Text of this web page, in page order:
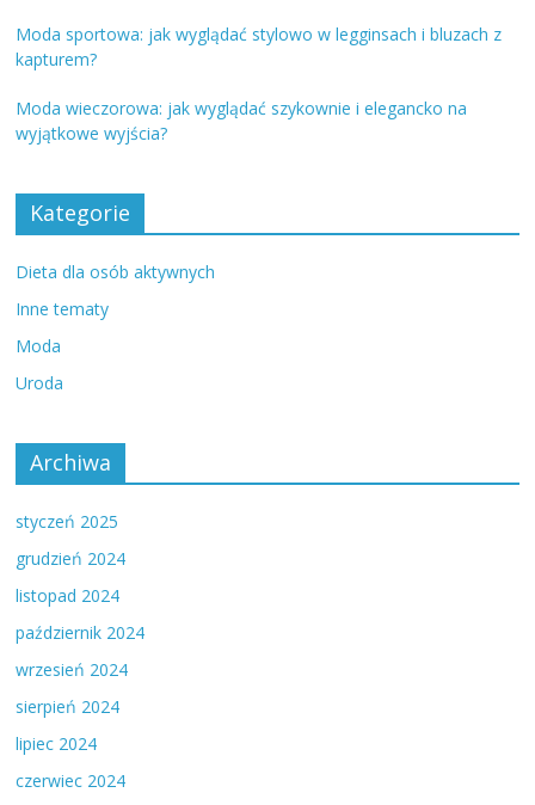
Moda sportowa: jak wyglądać stylowo w legginsach i bluzach z
kapturem?
Moda wieczorowa: jak wyglądać szykownie i elegancko na
wyjątkowe wyjścia?
Kategorie
Dieta dla osób aktywnych
Inne tematy
Moda
Uroda
Archiwa
styczeń 2025
grudzień 2024
listopad 2024
październik 2024
wrzesień 2024
sierpień 2024
lipiec 2024
czerwiec 2024